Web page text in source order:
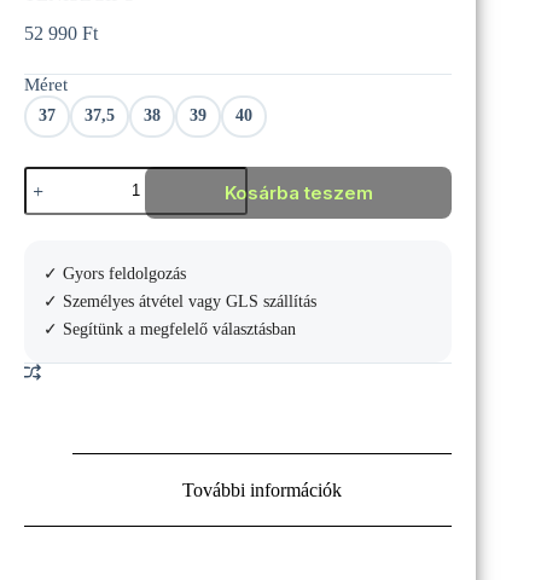
52 990 Ft
Méret
37 37,5 38 39 40
ASICS
SOLUTION
SPEED
CLAY
TENISZCIPŐ
mennyiség
Kosárba teszem
✓ Gyors feldolgozás
✓ Személyes átvétel vagy GLS szállítás
✓ Segítünk a megfelelő választásban
További információk